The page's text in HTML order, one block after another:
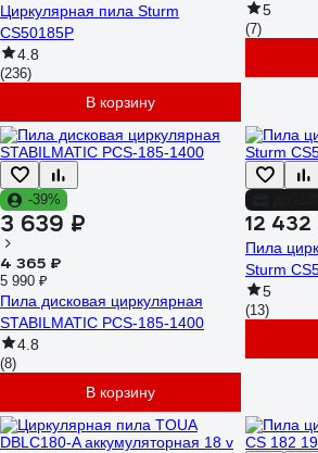
Циркулярная пила Sturm
CS50185P
4.8
(236)
В корзину
CSLI1851
5
(7)
-39%
3 639 ₽
4 365 ₽
5 990 ₽
Пила дисковая циркулярная
STABILMATIC PCS-185-1400
4.8
(8)
В корзину
12 432
Пила
Sturm
5
(13)